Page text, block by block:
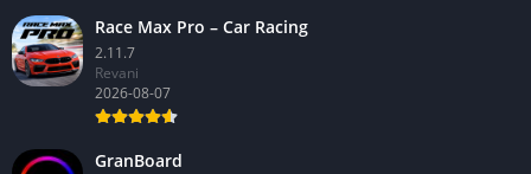
Race Max Pro – Car Racing
2.11.7
Revani
2026-08-07
GranBoard